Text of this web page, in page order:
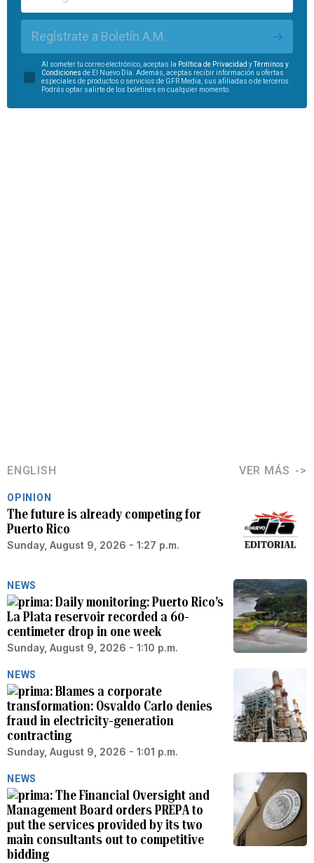
Regístrate a Boletín A.M.
Al someter tu correo electrónico, aceptas la Política de Privacidad y
Términos y
Condiciones de El Nuevo Día. Además, aceptas recibir información u ofertas
especiales de productos o servicios de GFR Media, sus afiliadas o de terceros.
Podrás optar salirte de los boletines en cualquier momento.
ENGLISH VER MÁS
OPINION
The future is already competing for
Puerto Rico
Sunday, August 9, 2026 - 1:27 p.m.
NEWS
Daily monitoring: Puerto Rico’s
La Plata reservoir recorded a 60-
centimeter drop in one week
Sunday, August 9, 2026 - 1:10 p.m.
NEWS
Blames a corporate
transformation: Osvaldo Carlo denies
fraud in electricity-generation
contracting
Sunday, August 9, 2026 - 1:01 p.m.
NEWS
The Financial Oversight and
Management Board orders PREPA to
put the services provided by its two
main consultants out to competitive
bidding